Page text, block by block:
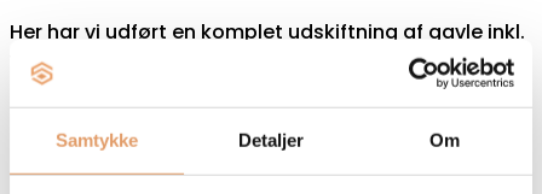
Samtykke Detaljer Om
Her har vi udført en komplet udskiftning af gavle inkl.
Vindskeder og udhængsbrædder. Arbejdet
omfattede nedrivning af den gamle konstruktion,